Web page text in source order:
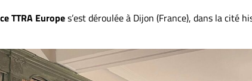
TTRA Europes’est déroulée à Dijon (France), dans la cité